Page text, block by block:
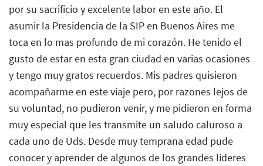
por su sacrificio y excelente labor en este año. El
asumir la Presidencia de la SIP en Buenos Aires me
toca en lo mas profundo de mi corazón. He tenido el
gusto de estar en esta gran ciudad en varias ocasiones
y tengo muy gratos recuerdos. Mis padres quisieron
acompañarme en este viaje pero, por razones lejos de
su voluntad, no pudieron venir, y me pidieron en forma
muy especial que les transmite un saludo caluroso a
cada uno de Uds. Desde muy temprana edad pude
conocer y aprender de algunos de los grandes líderes